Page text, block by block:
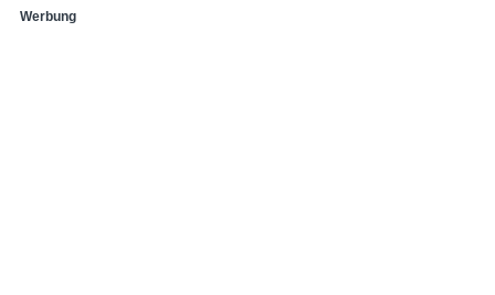
Werbung